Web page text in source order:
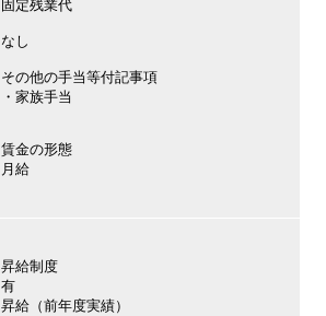
固定残業代
なし
その他の手当等付記事項
・家族手当
賃金の形態
月給
昇給制度
有
昇給（前年度実績）